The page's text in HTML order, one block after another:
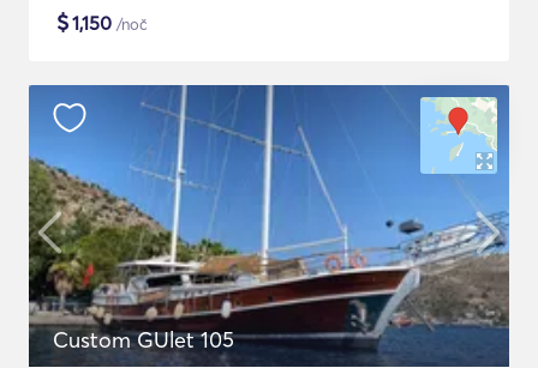
$1,150 /noč
Custom GUlet 105